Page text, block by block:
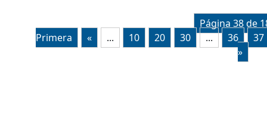
Página 38 de
Primera
« ... 10 20 30 ... 36
37
»